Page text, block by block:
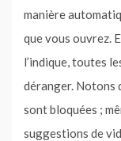
manière
que vous ouvrez.
l’indique, toutes
déranger. Notons
sont bloquées ;
suggestions de